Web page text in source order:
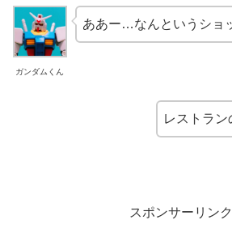
ガンダムくん
ああー…なんというショ
レストラ
スポンサーリンク